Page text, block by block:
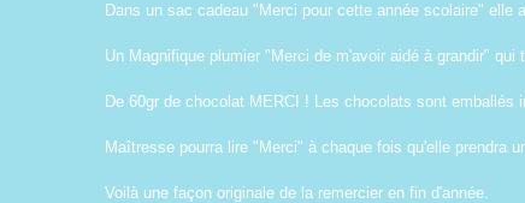
Dans un sac cadeau "Merci pour cette année scolaire" elle
Un Magnifique plumier "Merci de m'avoir aidé à grandir"
De 60gr de chocolat MERCI ! Les chocolats sont emballés
Maîtresse pourra lire "Merci" à chaque fois qu'elle prendra
Voilà une façon originale de la remercier en fin d'année.